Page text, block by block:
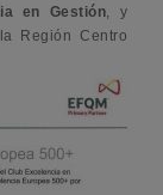
en Gestión, y
Región Centro